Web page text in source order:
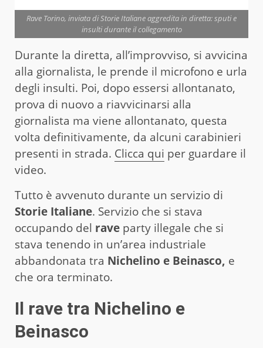
Rave Torino, inviata di Storie Italiane aggredita in diretta: sputi e
insulti durante il collegamento
Durante la diretta, all’improvviso, si avvicina
alla giornalista, le prende il microfono e urla
degli insulti. Poi, dopo essersi allontanato,
prova di nuovo a riavvicinarsi alla
giornalista ma viene allontanato, questa
volta definitivamente, da alcuni carabinieri
presenti in strada. Clicca qui per guardare il
video.
Tutto è avvenuto durante un servizio di
Storie Italiane. Servizio che si stava
occupando del rave party illegale che si
stava tenendo in un’area industriale
abbandonata tra Nichelino e Beinasco, e
che ora terminato.
Il rave tra Nichelino e
Beinasco